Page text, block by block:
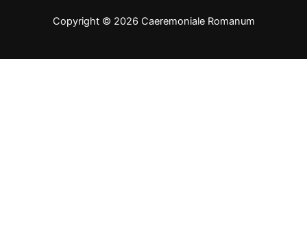
Copyright © 2026 Caeremoniale Romanum